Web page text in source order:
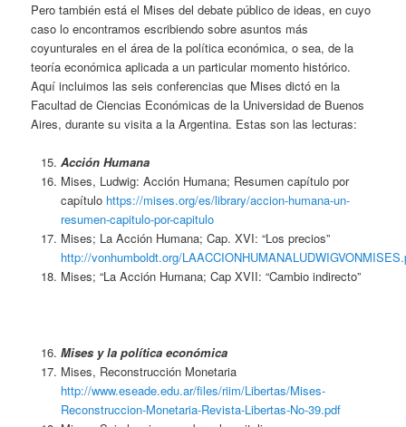
Pero también está el Mises del debate público de ideas, en cuyo
caso lo encontramos escribiendo sobre asuntos más
coyunturales en el área de la política económica, o sea, de la
teoría económica aplicada a un particular momento histórico.
Aquí incluimos las seis conferencias que Mises dictó en la
Facultad de Ciencias Económicas de la Universidad de Buenos
Aires, durante su visita a la Argentina. Estas son las lecturas:
Acción Humana
Mises, Ludwig: Acción Humana; Resumen capítulo por
capítulo https://mises.org/es/library/accion-humana-un-
resumen-capitulo-por-capitulo
Mises; La Acción Humana; Cap. XVI: “Los precios”
http://vonhumboldt.org/
Mises; “La Acción Humana; Cap XVII: “Cambio indirecto”
Mises y la política económica
Mises, Reconstrucción Monetaria
http://www.eseade.edu.ar/files/riim/Libertas/Mises-
Reconstruccion-Monetaria-Revista-Libertas-No-39.pdf